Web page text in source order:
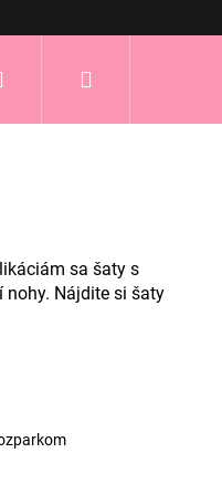
Prihlásenie
sa šaty s
nohy. Nájdite si šaty